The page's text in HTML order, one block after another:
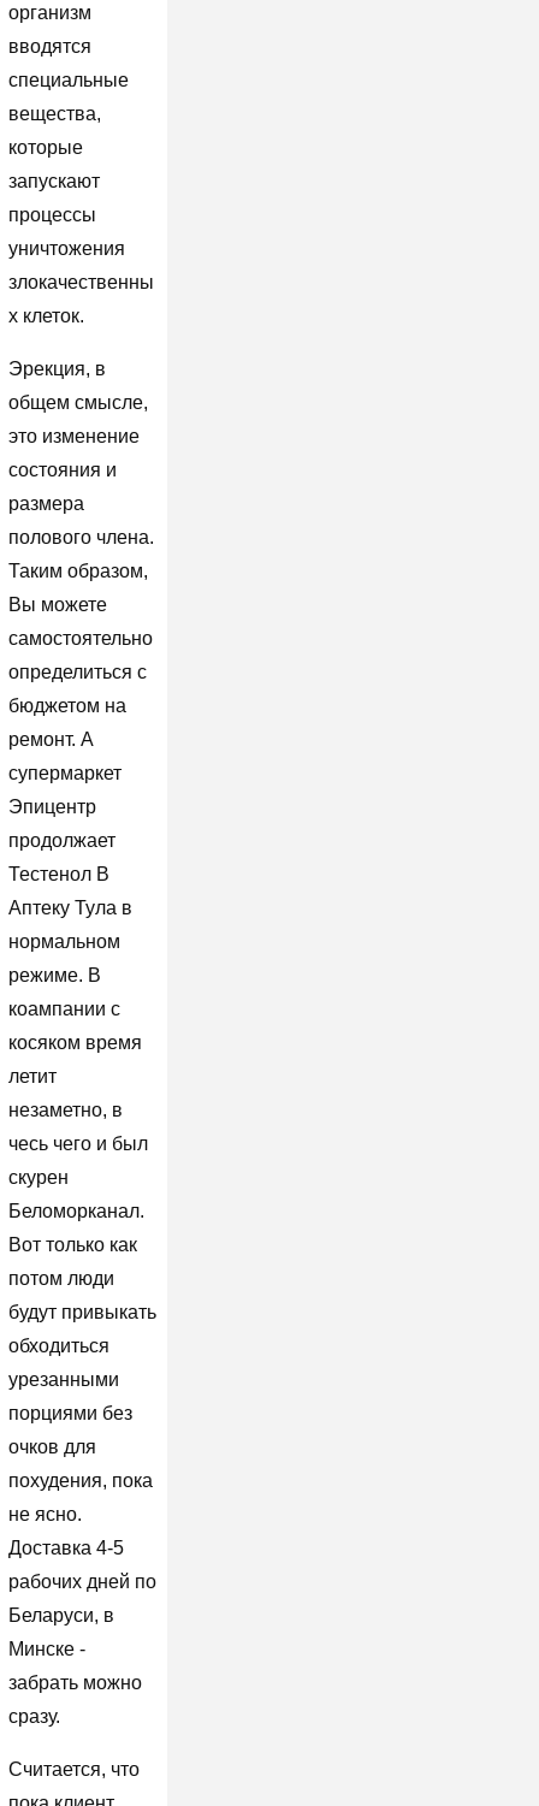
организм
вводятся
специальные
вещества,
которые
запускают
процессы
уничтожения
злокачественны
х клеток.
Эрекция, в
общем смысле,
это изменение
состояния и
размера
полового члена.
Таким образом,
Вы можете
самостоятельно
определиться с
бюджетом на
ремонт. А
супермаркет
Эпицентр
продолжает
Тестенол В
Аптеку Тула в
нормальном
режиме. В
коампании с
косяком время
летит
незаметно, в
чесь чего и был
скурен
Беломорканал.
Вот только как
потом люди
будут привыкать
обходиться
урезанными
порциями без
очков для
похудения, пока
не ясно.
Доставка 4-5
рабочих дней по
Беларуси, в
Минске -
забрать можно
сразу.
Считается, что